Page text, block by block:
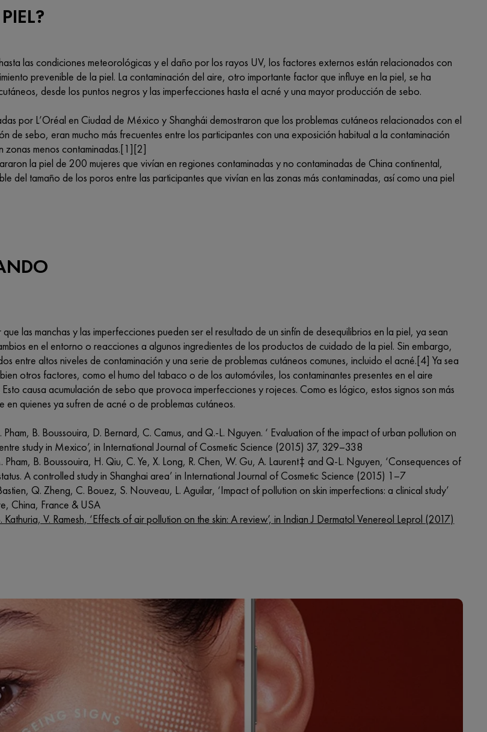
las condiciones meteorológicas y el daño por los rayos UV, los factores externos están relacionados con
prevenible de la piel. La contaminación del aire, otro importante factor que influye en la piel, se ha
desde los puntos negros y las imperfecciones hasta el acné y una mayor producción de sebo.
por L’Oréal en Ciudad de México y Shanghái demostraron que los problemas cutáneos relacionados con el
de sebo, eran mucho más frecuentes entre los participantes con una exposición habitual a la contaminación
zonas menos contaminadas.[1][2]
la piel de 200 mujeres que vivían en regiones contaminadas y no contaminadas de China continental,
del tamaño de los poros entre las participantes que vivían en las zonas más contaminadas, así como una piel
las manchas y las imperfecciones pueden ser el resultado de un sinfín de desequilibrios en la piel, ya sean
en el entorno o reacciones a algunos ingredientes de los productos de cuidado de la piel. Sin embargo,
entre altos niveles de contaminación y una serie de problemas cutáneos comunes, incluido el acné.[4] Ya sea
otros factores, como el humo del tabaco o de los automóviles, los contaminantes presentes en el aire
causa acumulación de sebo que provoca imperfecciones y rojeces. Como es lógico, estos signos son más
en quienes ya sufren de acné o de problemas cutáneos.
B. Boussouira, D. Bernard, C. Camus, and Q.-L. Nguyen. ‘ Evaluation of the impact of urban pollution on
study in Mexico’, in International Journal of Cosmetic Science (2015) 37, 329–338
B. Boussouira, H. Qiu, C. Ye, X. Long, R. Chen, W. Gu, A. Laurent‡ and Q-L. Nguyen, ‘Consequences of
A controlled study in Shanghai area’ in International Journal of Cosmetic Science (2015) 1–7
Q. Zheng, C. Bouez, S. Nouveau, L. Aguilar, ‘Impact of pollution on skin imperfections: a clinical study’
China, France & USA
Kathuria, V. Ramesh, ‘Effects of air pollution on the skin: A review’, in Indian J Dermatol Venereol Leprol (2017)